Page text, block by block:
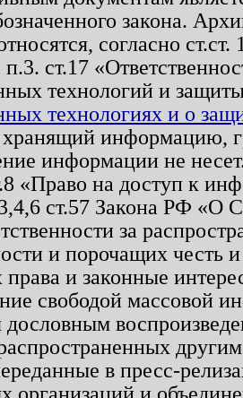
закона.
согласно
п.3. ст.17
технологий и
технологиях и о
информацию,
информации не
«Право на доступ к
ст.57 Закона РФ «О
за
и порочащих честь
и законные
свободой массовой
дословным
в пресс-
организаций и